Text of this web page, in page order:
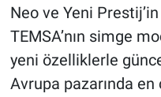
Neo ve Yeni
TEMSA’nın simge
yeni özelliklerle
Avrupa pazarında